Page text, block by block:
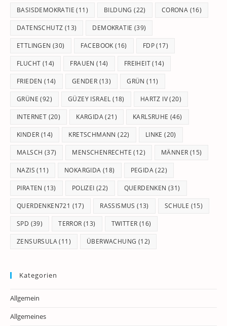
BASISDEMOKRATIE (11) BILDUNG (22) CORONA (16)
DATENSCHUTZ (13) DEMOKRATIE (39)
ETTLINGEN (30) FACEBOOK (16) FDP(17)
FLUCHT (14) FRAUEN (14) FREIHEIT(14)
FRIEDEN (14) GENDER (13) GRÜN (11)
GRÜNE (92) GÜZEY ISRAEL (18) HARTZ IV(20)
INTERNET (20) KARGIDA(21) KARLSRUHE (46)
KINDER (14) KRETSCHMANN (22) LINKE (20)
MALSCH (37) MENSCHENRECHTE (12) MÄNNER (15)
NAZIS (11) NOKARGIDA (18) PEGIDA(22)
PIRATEN (13) POLIZEI (22) QUERDENKEN (31)
QUERDENKEN721 (17) RASSISMUS (13) SCHULE (15)
SPD (39) TERROR (13) TWITTER (16)
ZENSURSULA(11) ÜBERWACHUNG (12)
Kategorien
Allgemein
Allgemeines